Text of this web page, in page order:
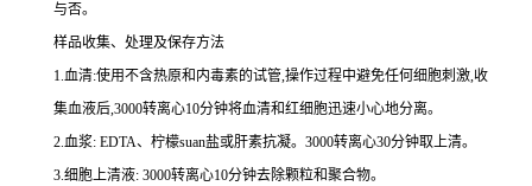
与否。
样品收集、处理及保存方法
1.血清:使用不含热原和内毒素的试管,操作过程中避免任何细胞刺激,收
集血液后,3000转离心10分钟将血清和红细胞迅速小心地分离。
2.血浆: EDTA、柠檬suan盐或肝素抗凝。 3000转离心30分钟取上清。
3.细胞上清液: 3000转离心10分钟去除颗粒和聚合物。